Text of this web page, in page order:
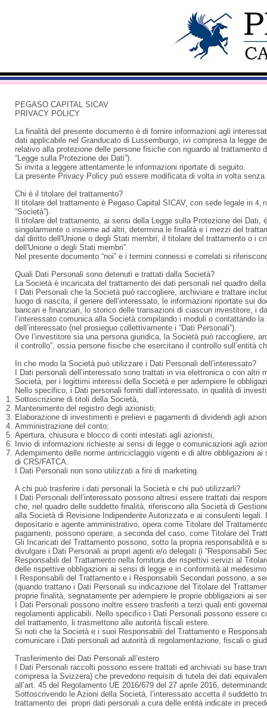
PEGASO CAPITAL SICAV
PRIVACY POLICY
La finalità del presente documento è di fornire informazioni agli
dati applicabile nel Granducato di Lussemburgo, ivi compresa la legge
relativo alla protezione delle persone fisiche con riguardo al
“Legge sulla Protezione dei Dati”).
Si invita a leggere attentamente le informazioni riportate di seguito.
La presente Privacy Policy può essere modificata di volta in volta
Chi è il titolare del trattamento?
Il titolare del trattamento è Pegaso Capital SICAV, con sede legale in 4,
“Società”).
Il titolare del trattamento, ai sensi della Legge sulla Protezione dei
singolarmente o insieme ad altri, determina le finalità e i mezzi del
dal diritto dell'Unione o degli Stati membri, il titolare del trattamento o i
dell'Unione o degli Stati membri”.
Nel presente documento “noi” e i termini connessi e correlati si
Quali Dati Personali sono detenuti e trattati dalla Società?
La Società è incaricata del trattamento dei dati personali nel quadro
I Dati Personali che la Società può raccogliere, archiviare e trattare
luogo di nascita, il genere dell’interessato, le informazioni riportate sui
bancari e finanziari, lo storico delle transazioni di ciascun investitore, i
l’interessato comunica alla Società compilando i moduli o contattando
dell’interessato (nel prosieguo collettivamente i “Dati Personali”).
Ove l’investitore sia una persona giuridica, la Società può raccogliere,
il controllo”, ossia persone fisiche che esercitano il controllo sull’entità
In che modo la Società può utilizzare i Dati Personali dell’interessato?
I Dati personali dell’interessato sono trattati in via elettronica o con
Società, per i legittimi interessi della Società e per adempiere le
Nello specifico, i Dati personali forniti dall’interessato, in qualità di
Sottoscrizione di titoli della Società,
Mantenimento del registro degli azionisti;
Elaborazione di investimenti e prelievi e pagamenti di dividendi agli
Amministrazione del conto;
Apertura, chiusura e blocco di conti intestati agli azionisti,
Invio di informazioni richieste ai sensi di legge o comunicazioni agli
Adempimento delle norme antiriciclaggio vigenti e di altre obbligazioni
di CRS/FATCA.
I Dati Personali non sono utilizzati a fini di marketing.
A chi può trasferire i dati personali la Società e chi può utilizzarli?
I Dati Personali dell’interessato possono altresì essere trattati dai
che, nel quadro delle suddette finalità, riferiscono alla Società di
alla Società di Revisione Indipendente Autorizzata e ai consulenti
depositario e agente amministrativo, opera come Titolare del
pagamenti, possono operare, a seconda del caso, come Titolare del
Gli Incaricati del Trattamento possono, sotto la propria responsabilità e
divulgare i Dati Personali ai propri agenti e/o delegati (i “Responsabili
Responsabili del Trattamento nella fornitura dei rispettivi servizi al
delle rispettive obbligazioni ai sensi di legge e in conformità al
I Responsabili del Trattamento e i Responsabili Secondari possono, a
(quando trattano i Dati Personali su indicazione del Titolare del
proprie finalità, segnatamente per adempiere le proprie obbligazioni ai
I Dati Personali possono inoltre essere trasferiti a terzi quali enti
regolamenti applicabili. Nello specifico i Dati Personali possono essere
del trattamento, li trasmettono alle autorità fiscali estere.
Si noti che la Società e i suoi Responsabili del Trattamento e
comunicare i Dati personali ad autorità di regolamentazione, fiscali o
Trasferimento dei Dati Personali all’estero
I Dati Personali raccolti possono essere trattati ed archiviati su base
compresa la Svizzera) che prevedono requisiti di tutela dei dati
all’art. 45 del Regolamento UE 2016/679 del 27 aprile 2016,
Sottoscrivendo le Azioni della Società, l’interessato accetta il suddetto
trattamento dei propri dati personali a cura delle entità indicate in